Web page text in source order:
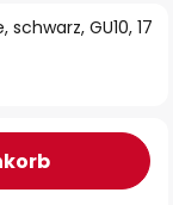
GU10, 17